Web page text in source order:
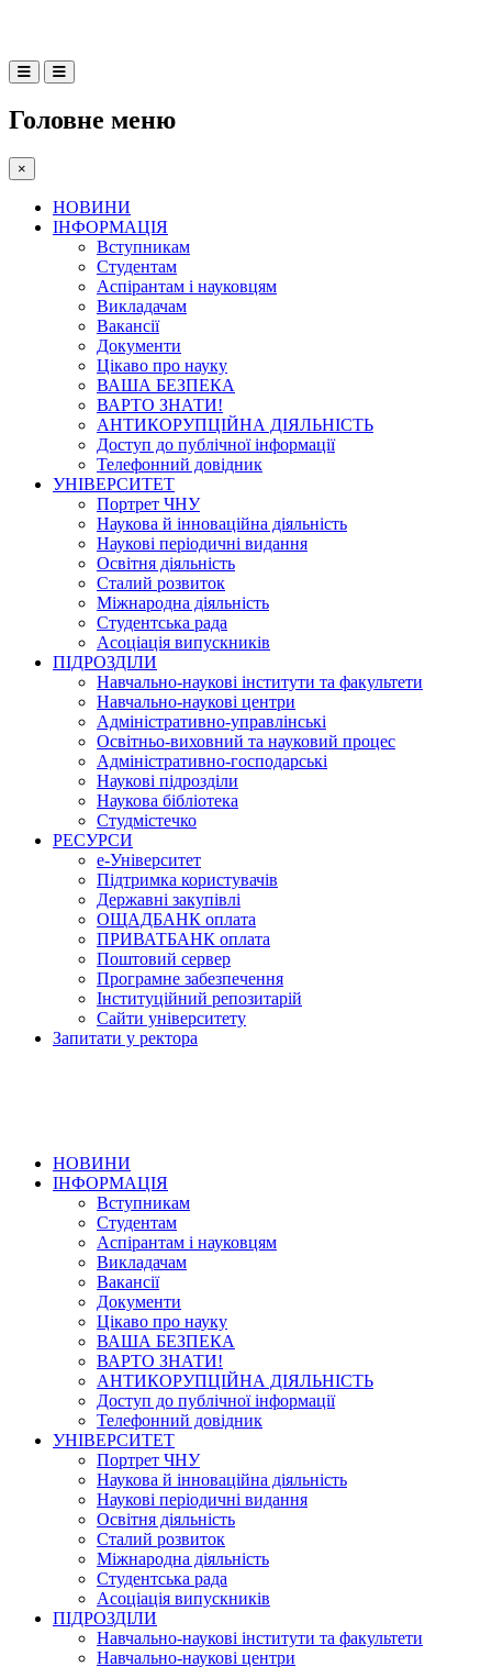
Головне меню
×
НОВИНИ
ІНФОРМАЦІЯ
Вступникам
Студентам
Аспірантам і науковцям
Викладачам
Вакансії
Документи
Цікаво про науку
ВАША БЕЗПЕКА
ВАРТО ЗНАТИ!
АНТИКОРУПЦІЙНА ДІЯЛЬНІСТЬ
Доступ до публічної інформації
Телефонний довідник
УНІВЕРСИТЕТ
Портрет ЧНУ
Наукова й інноваційна діяльність
Наукові періодичні видання
Освітня діяльність
Сталий розвиток
Міжнародна діяльність
Студентська рада
Асоціація випускників
ПІДРОЗДІЛИ
Навчально-наукові інститути та факультети
Навчально-наукові центри
Адміністративно-управлінські
Освітньо-виховний та науковий процес
Адміністративно-господарські
Наукові підрозділи
Наукова бібліотека
Студмістечко
РЕСУРСИ
е-Університет
Підтримка користувачів
Державні закупівлі
ОЩАДБАНК оплата
ПРИВАТБАНК оплата
Поштовий сервер
Програмне забезпечення
Інституційний репозитарій
Сайти університету
Запитати у ректора
НОВИНИ
ІНФОРМАЦІЯ
Вступникам
Студентам
Аспірантам і науковцям
Викладачам
Вакансії
Документи
Цікаво про науку
ВАША БЕЗПЕКА
ВАРТО ЗНАТИ!
АНТИКОРУПЦІЙНА ДІЯЛЬНІСТЬ
Доступ до публічної інформації
Телефонний довідник
УНІВЕРСИТЕТ
Портрет ЧНУ
Наукова й інноваційна діяльність
Наукові періодичні видання
Освітня діяльність
Сталий розвиток
Міжнародна діяльність
Студентська рада
Асоціація випускників
ПІДРОЗДІЛИ
Навчально-наукові інститути та факультети
Навчально-наукові центри